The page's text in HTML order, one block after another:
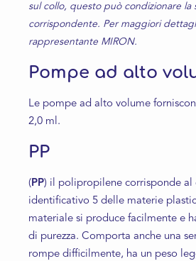
sul collo, questo può condizionare la
corrispondente. Per maggiori
rappresentante MIRON.
Pompe ad alto
Le pompe ad alto volume
2,0 ml.
PP
(PP) il polipropilene corrisponde al
identificativo 5 delle materie
materiale si produce facilmente e
di purezza. Comporta anche una
rompe difficilmente, ha un peso